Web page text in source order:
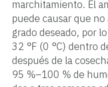
marchitamiento. El
puede causar que
grado deseado, por
32 °F (0 °C) dentro
después de la
95 %–100 % de